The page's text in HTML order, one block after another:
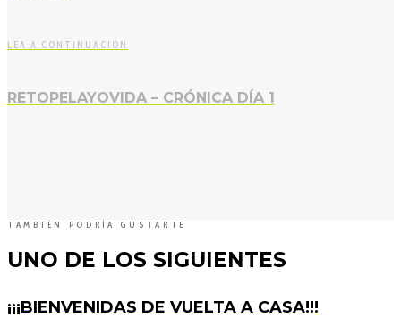
LEA A CONTINUACIÓN
RETOPELAYOVIDA – CRÓNICA DÍA 1
TAMBIÉN PODRÍA GUSTARTE
UNO DE LOS SIGUIENTES
¡¡¡BIENVENIDAS DE VUELTA A CASA!!!